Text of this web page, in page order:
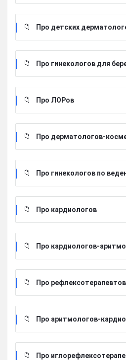
Про детских
Про гинекологов для
Про ЛОРов
Про дерматологов-
Про гинекологов по
Про кардиологов
Про кардиологов-
Про рефлексотерапевтов
Про аритмологов-
Про